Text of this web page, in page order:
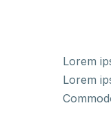
Lorem
Lorem